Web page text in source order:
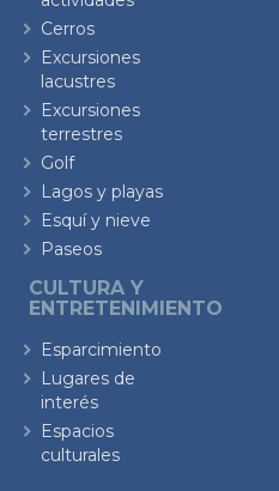
Cerros
Excursiones
lacustres
Excursiones
terrestres
Golf
Lagos y playas
Esquí y nieve
Paseos
CULTURA Y
ENTRETENIMIENTO
Esparcimiento
Lugares de
interés
Espacios
culturales